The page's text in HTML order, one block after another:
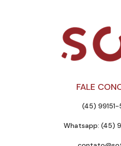
FALE
(45) 99151-
Whatsapp: (45)